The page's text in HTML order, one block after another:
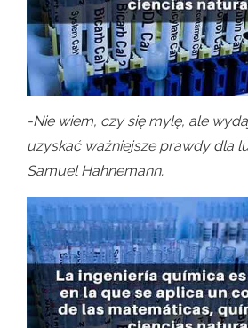
-Nie wiem, czy się mylę, ale
uzyskać ważniejsze prawdy dla
Samuel Hahnemann.